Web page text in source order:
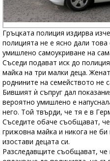
Гръцката полиция издирва
полицията не е ясно дали
умишлено самоукриване на
Съседи подават иск до
майка на три малки деца.
роднините на семейството не
Бившият ѝ съпруг дал
вероятно умишлено е
него. Той твърди, че тя е в
Съседите обаче съобщават,
грижовна майка и никога не би
изостави децата си.
Разследавщите съобщават, че